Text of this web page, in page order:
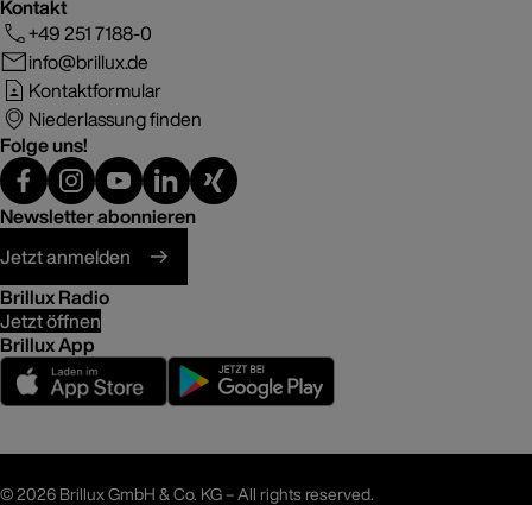
Kontakt
+49 251 7188-0
info@brillux.de
Kontaktformular
Niederlassung finden
Folge uns!
Newsletter abonnieren
Jetzt anmelden
Brillux Radio
Jetzt öffnen
Brillux App
©2026 Brillux GmbH & Co. KG – All rights reserved.